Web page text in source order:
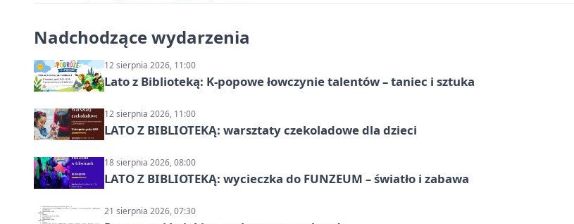
Nadchodzące wydarzenia
12 sierpnia 2026, 11:00
Lato z Biblioteką: K-popowe łowczynie talentów – taniec i sztuka
12 sierpnia 2026, 11:00
LATO Z BIBLIOTEKĄ: warsztaty czekoladowe dla dzieci
18 sierpnia 2026, 08:00
LATO Z BIBLIOTEKĄ: wycieczka do FUNZEUM – światło i zabawa
21 sierpnia 2026, 07:30